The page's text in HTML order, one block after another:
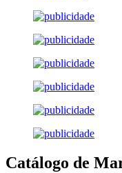
Catálogo de